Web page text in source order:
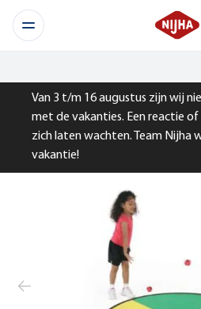
Van 3 t/m 16 augustus zijn wij
met de vakanties. Een reactie
zich laten wachten. Team Nijha
vakantie!